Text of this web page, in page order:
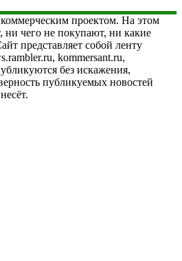
проектом. На этом
ни чего не покупают, ни какие
представляет собой ленту
kommersant.ru,
без искажения,
публикуемых новостей